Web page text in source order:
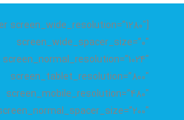
screen_wide_resolution=”1280″
screen_wide_spacer_size=”0″
screen_normal_resolution=”1024″
screen_tablet_resolution=”800″
screen_mobile_resolution=”480″